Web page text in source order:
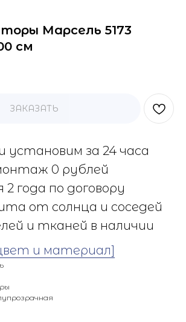
Марсель 5173
см
ЗАКАЗАТЬ
установим за 24 часа
0 рублей
года по договору
от солнца и соседей
и тканей в наличии
и материал]